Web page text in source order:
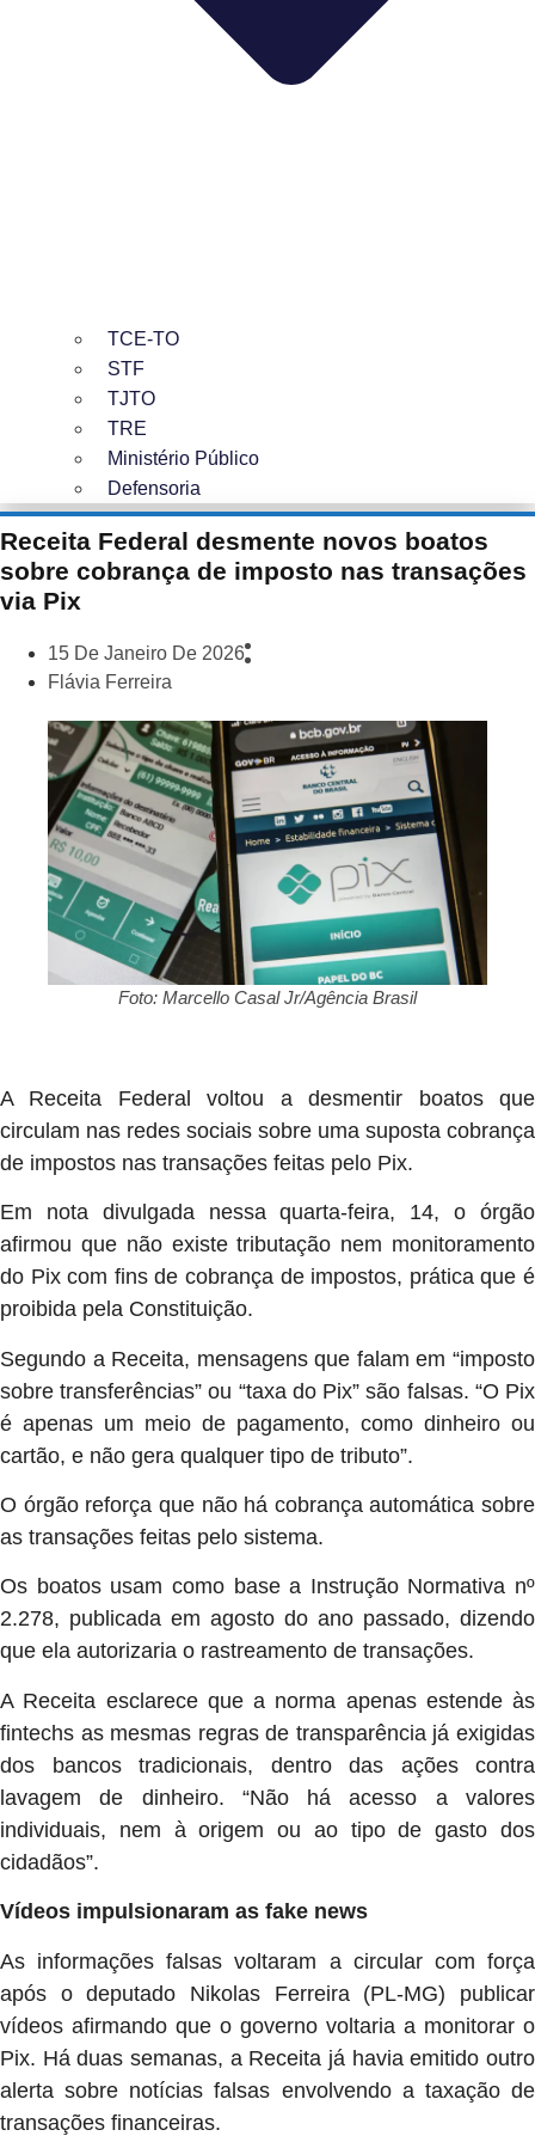
TCE-TO
STF
TJTO
TRE
Ministério Público
Defensoria
Receita Federal desmente novos boatos
sobre cobrança de imposto nas transações
via Pix
15 De Janeiro De 2026
Flávia Ferreira
Foto: Marcello Casal Jr/Agência Brasil
A Receita Federal voltou a desmentir boatos que
circulam nas redes sociais sobre uma suposta cobrança
de impostos nas transações feitas pelo Pix.
Em nota divulgada nessa quarta-feira, 14, o órgão
afirmou que não existe tributação nem monitoramento
do Pix com fins de cobrança de impostos, prática que é
proibida pela Constituição.
Segundo a Receita, mensagens que falam em “imposto
sobre transferências” ou “taxa do Pix” são falsas. “O Pix
é apenas um meio de pagamento, como dinheiro ou
cartão, e não gera qualquer tipo de tributo”.
O órgão reforça que não há cobrança automática sobre
as transações feitas pelo sistema.
Os boatos usam como base a Instrução Normativa nº
2.278, publicada em agosto do ano passado, dizendo
que ela autorizaria o rastreamento de transações.
A Receita esclarece que a norma apenas estende às
fintechs as mesmas regras de transparência já exigidas
dos bancos tradicionais, dentro das ações contra
lavagem de dinheiro. “Não há acesso a valores
individuais, nem à origem ou ao tipo de gasto dos
cidadãos”.
Vídeos impulsionaram as fake news
As informações falsas voltaram a circular com força
após o deputado Nikolas Ferreira (PL-MG) publicar
vídeos afirmando que o governo voltaria a monitorar o
Pix. Há duas semanas, a Receita já havia emitido outro
alerta sobre notícias falsas envolvendo a taxação de
transações financeiras.